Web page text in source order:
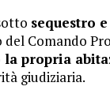
sequestro
Comando
la propria
giudiziaria.